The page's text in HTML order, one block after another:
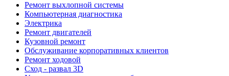
Ремонт выхлопной системы
Компьютерная диагностика
Электрика
Ремонт двигателей
Кузовной ремонт
Обслуживание корпоративных клиентов
Ремонт ходовой
Сход - развал 3D